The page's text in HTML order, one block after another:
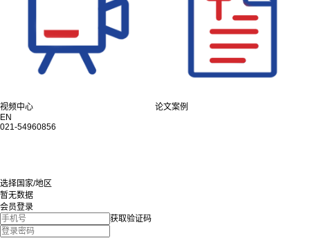
视频中心
论文案例
EN
021-54960856
选择国家/地区
暂无数据
会员登录
获取验证码